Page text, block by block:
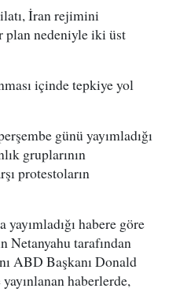
İran rejimini
plan nedeniyle iki üst
içinde tepkiye yol
günü yayımladığı
gruplarının
protestoların
habere göre
Netanyahu tarafından
ABD Başkanı Donald
haberlerde,